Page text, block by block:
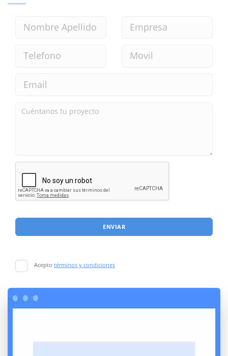
ENVIAR
Acepto términos y condiciones